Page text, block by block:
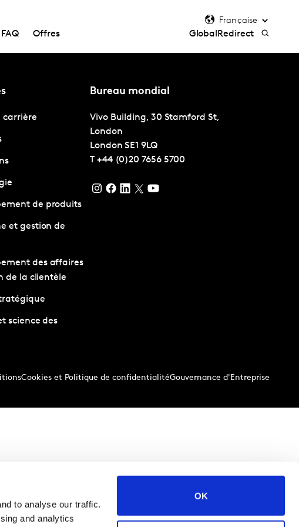
to analyse our traffic.
and analytics
OK
FAQ Offres GlobalRedirect
carrière
de produits
et gestion de
des affaires
de la clientèle
science des
Bureau mondial
Vivo Building, 30 Stamford St,
London
London SE1 9LQ
T +44 (0)20 7656 5700
Cookies et Politique de confidentialitéGouvernance d'Entreprise